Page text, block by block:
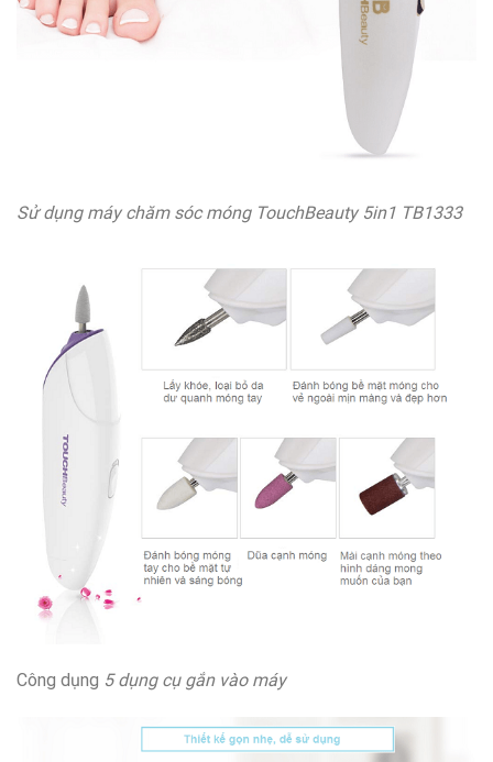
Sử dụng máy chăm sóc móng TouchBeauty 5in1 TB1333
Công dụng 5 dụng cụ gắn vào máy